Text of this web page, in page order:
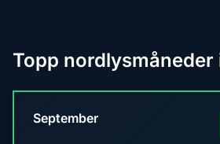
Topp nordlysmåneder
September